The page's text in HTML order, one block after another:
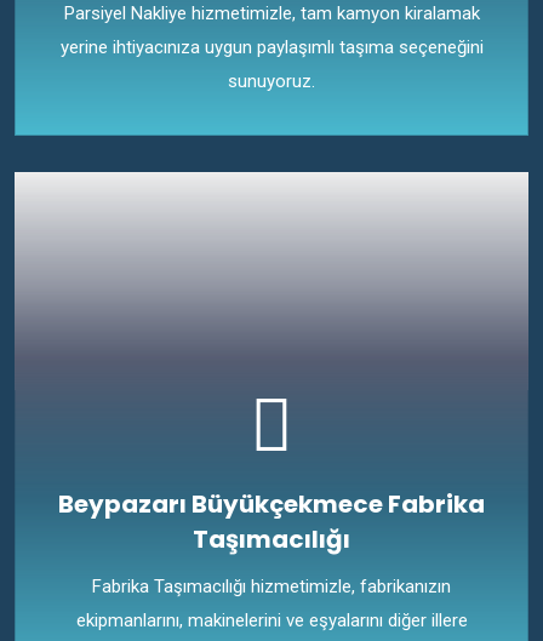
Parsiyel Nakliye hizmetimizle, tam kamyon kiralamak
yerine ihtiyacınıza uygun paylaşımlı taşıma seçeneğini
sunuyoruz.
Beypazarı Büyükçekmece Fabrika
Taşımacılığı
Fabrika Taşımacılığı hizmetimizle, fabrikanızın
ekipmanlarını, makinelerini ve eşyalarını diğer illere